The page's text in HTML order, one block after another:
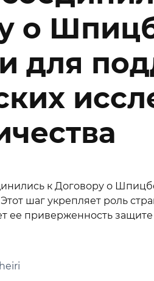
о
для
к Договору о
Этот шаг укрепляет роль
ее приверженность